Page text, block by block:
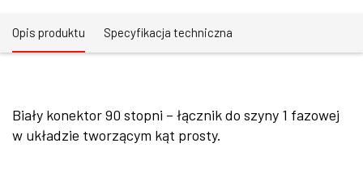
Opis produktu Specyfikacja techniczna
Biały konektor 90 stopni – łącznik do szyny 1 fazowej
w układzie tworzącym kąt prosty.